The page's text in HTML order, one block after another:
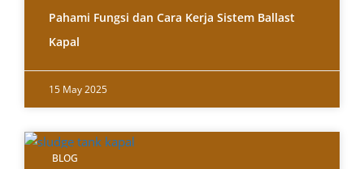
Pahami Fungsi dan Cara Kerja Sistem Ballast
Kapal
15 May 2025
BLOG